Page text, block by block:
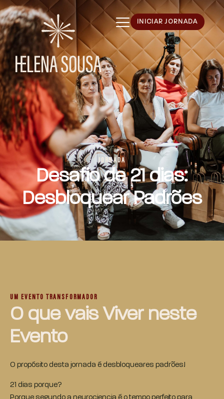
INICIAR JORNADA
JORNADA
Desafio de 21 dias:
Desbloquear Padrões​
UM EVENTO TRANSFORMADOR
O que vais Viver neste
Evento
O propósito desta jornada é desbloqueares padrões!
21 dias porque?